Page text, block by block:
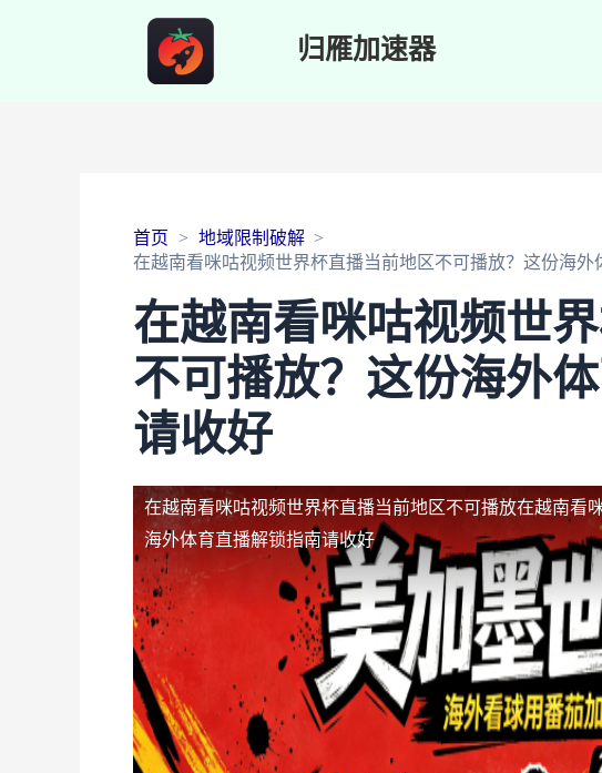
归雁加速器
首页
地域限制破解
在越南看咪咕视频世界杯直播当前地区不可播放？这份海外
在越南看咪咕视频世
不可播放？这份海外
请收好
在越南看咪咕视频世界杯直播当前地区不可播放在越南看
海外体育直播解锁指南请收好